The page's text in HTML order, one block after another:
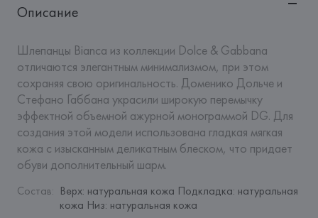
Описание
Шлепанцы Bianca из коллекции Dolce & Gabbana
отличаются элегантным минимализмом, при этом
сохраняя свою оригинальность. Доменико Дольче и
Стефано Габбана украсили широкую перемычку
эффектной объемной ажурной монограммой DG. Для
создания этой модели использована гладкая мягкая
кожа с изысканным деликатным блеском, что придает
обуви дополнительный шарм.
Состав: Верх: натуральная кожа Подкладка: натуральная
кожа Низ: натуральная кожа